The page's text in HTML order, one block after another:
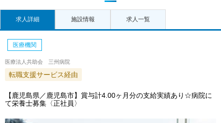
求人詳細 施設情報 求人一覧
医療機関
医療法人共助会 三州病院
転職支援サービス経由
【鹿児島県／鹿児島市】賞与計4.00ヶ月分の支給実績あり☆病院に
て栄養士募集〈正社員〉